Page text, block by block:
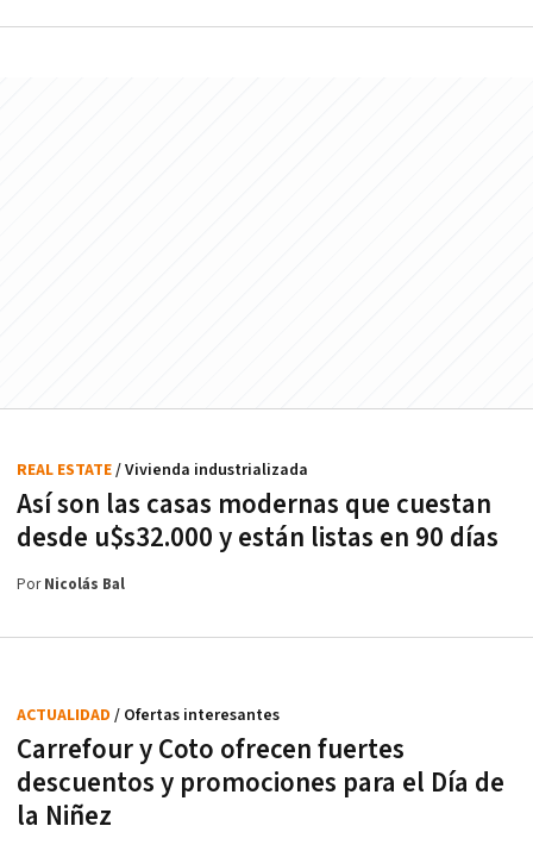
Así son las casas modernas que cuestan
desde u$s32.000 y están listas en 90 días
REAL ESTATE/ Vivienda industrializada
PorNicolás Bal
Carrefour y Coto ofrecen fuertes
descuentos y promociones para el Día de
la Niñez
ACTUALIDAD / Ofertas interesantes